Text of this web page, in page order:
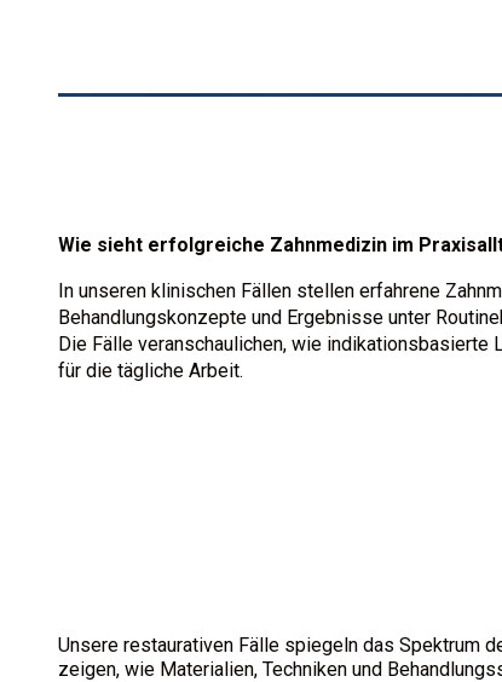
Wie sieht erfolgreiche Zahnmedizin im
In unseren klinischen Fällen stellen erfahrene
Behandlungskonzepte und Ergebnisse unter
Die Fälle veranschaulichen, wie indikationsbasierte
für die tägliche Arbeit.
Unsere restaurativen Fälle spiegeln das Spektrum
zeigen, wie Materialien, Techniken und